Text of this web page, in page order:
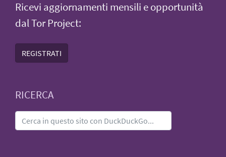
Ricevi aggiornamenti mensili e opportunità
dal Tor Project:
REGISTRATI
RICERCA